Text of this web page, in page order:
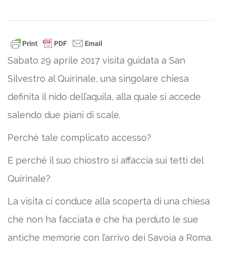
Sabato 29 aprile 2017 visita guidata a San
Silvestro al Quirinale, una singolare chiesa
definita il nido dell’aquila, alla quale si accede
salendo due piani di scale.
Perché tale complicato accesso?
E perché il suo chiostro si affaccia sui tetti del
Quirinale?
La visita ci conduce alla scoperta di una chiesa
che non ha facciata e che ha perduto le sue
antiche memorie con l’arrivo dei Savoia a Roma.